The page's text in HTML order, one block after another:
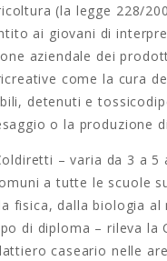
(la legge 228/
ai giovani di
aziendale dei
come la cura
detenuti e
o la produzione
– varia da 3 a 5
a tutte le scuole
fisica, dalla biologia
di diploma – rileva la
caseario nelle